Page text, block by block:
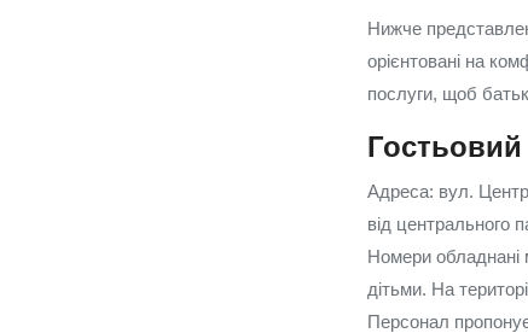
Нижче
орієнтовані на
послуги, щоб
Адреса: вул.
від центрального
Номери обладнані
дітьми. На
Персонал